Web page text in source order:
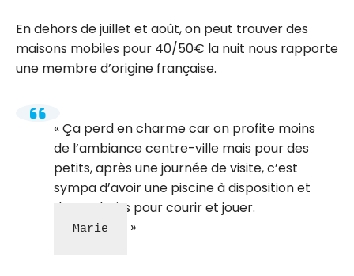
En dehors de juillet et août, on peut trouver des
maisons mobiles pour 40/50€ la nuit nous rapporte
une membre d’origine française.
Ça perd en charme car on profite moins
de l’ambiance centre-ville mais pour des
petits, après une journée de visite, c’est
sympa d’avoir une piscine à disposition et
des endroits pour courir et jouer.
Marie